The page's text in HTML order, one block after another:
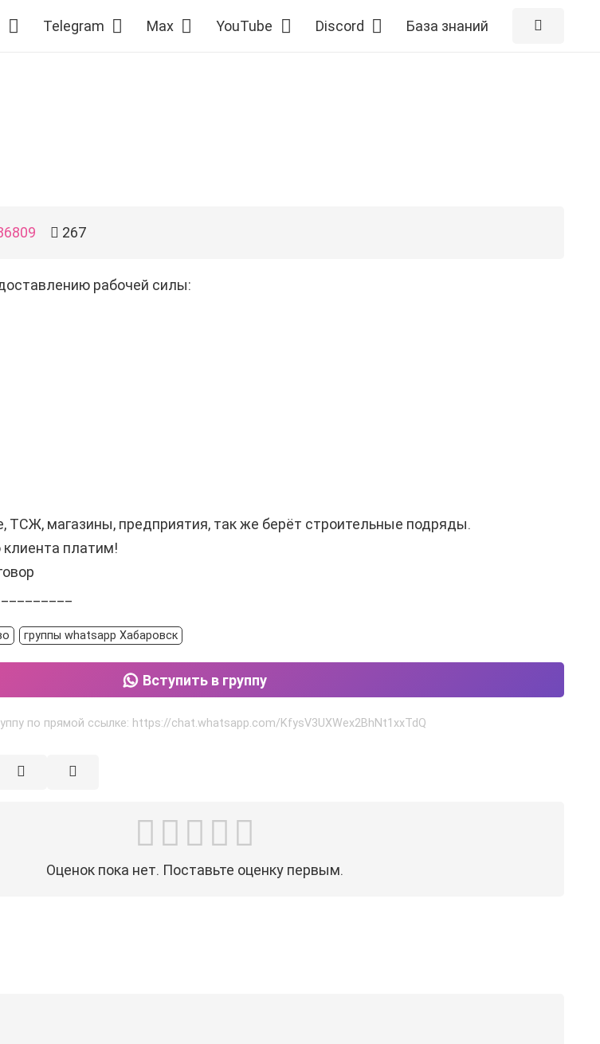
Telegram Max YouTube Discord База знаний
267
рабочей силы:
ТСЖ, магазины, предприятия, так же берёт строительные подряды.
клиента платим!
группы whatsapp Хабаровск
Вступить в группу
по прямой ссылке: https://chat.whatsapp.com/KfysV3UXWex2BhNt1xxTdQ
Оценок пока нет. Поставьте оценку первым.